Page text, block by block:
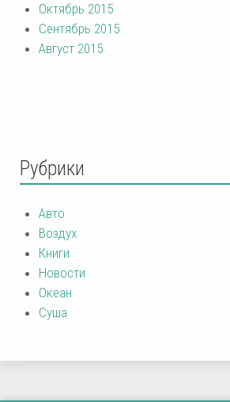
Октябрь 2015
Сентябрь 2015
Август 2015
Рубрики
Авто
Воздух
Книги
Новости
Океан
Суша